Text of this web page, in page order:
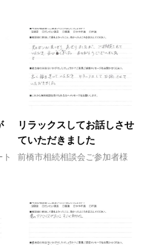
リラックスしてお話しさせ
ていただきました
前橋市相続相談会ご参加者様